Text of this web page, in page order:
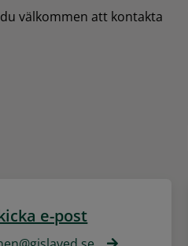
välkommen att kontakta
e-post